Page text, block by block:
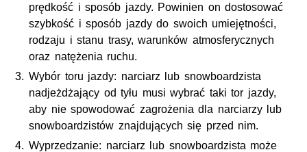
prędkość i sposób jazdy. Powinien on dostosować
szybkość i sposób jazdy do swoich umiejętności,
rodzaju i stanu trasy, warunków atmosferycznych
oraz natężenia ruchu.
Wybór toru jazdy: narciarz lub snowboardzista
nadjeżdżający od tyłu musi wybrać taki tor jazdy,
aby nie spowodować zagrożenia dla narciarzy lub
snowboardzistów znajdujących się przed nim.
Wyprzedzanie: narciarz lub snowboardzista może